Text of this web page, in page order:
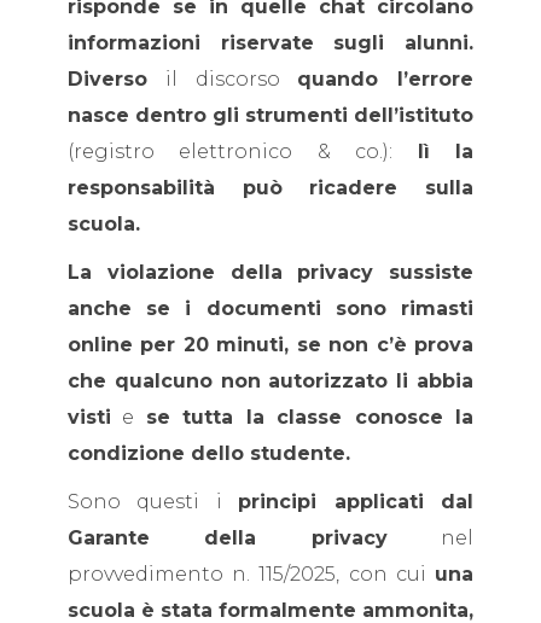
risponde se in quelle chat circolano
informazioni riservate sugli alunni.
Diverso il discorso quando l’errore
nasce dentro gli strumenti dell’istituto
(registro elettronico & co.): lì la
responsabilità può ricadere sulla
scuola.
La violazione della privacy sussiste
anche se i documenti sono rimasti
online per 20 minuti, se non c’è prova
che qualcuno non autorizzato li abbia
visti e se tutta la classe conosce la
condizione dello studente.
Sono questi i principi applicati dal
Garante della privacynel
provvedimento n. 115/2025, con cui una
scuola è stata formalmente ammonita,